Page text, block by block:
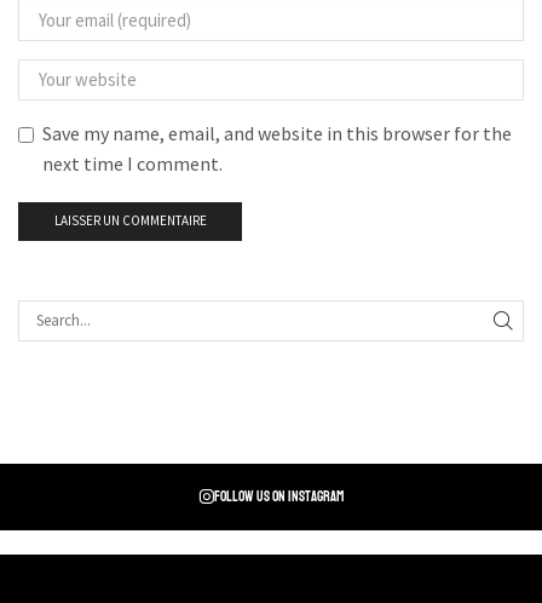
Save my name, email, and website in this browser for the
next time I comment.
Follow us on instagram